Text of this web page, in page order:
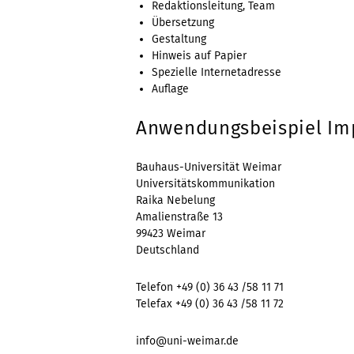
Redaktionsleitung, Team
Übersetzung
Gestaltung
Hinweis auf Papier
Spezielle Internetadresse
Auflage
Anwendungsbeispiel
Bauhaus-Universität Weimar
Universitätskommunikation
Raika Nebelung
Amalienstraße 13
99423 Weimar
Deutschland
Telefon +49 (0) 36 43 /58 11 71
Telefax +49 (0) 36 43 /58 11 72
info@uni-weimar.de